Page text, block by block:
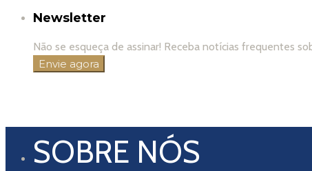
Newsletter
Não se esqueça de assinar! Receba notícias frequentes
SOBRE NÓS